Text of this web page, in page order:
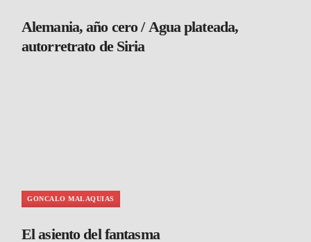
Alemania, año cero / Agua plateada,
autorretrato de Siria
GONCALO MALAQUIAS
El asiento del fantasma